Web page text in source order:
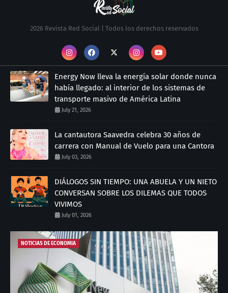
2026 Revista Red Social | Todos los derechos reservados
Energy Now lleva la energía solar donde nunca
había llegado: al interior de los sistemas de
transporte masivo de América Latina
July 21, 2026
La cantautora Saavedra celebra 30 años de
carrera con Manual de Vuelo para una Cantora
July 03, 2026
DIÁLOGOS SIN TIEMPO: UNA ABUELA Y UN NIETO
CONVERSAN SOBRE LOS DILEMAS QUE TODOS
VIVIMOS
July 01, 2026
NOTICIAS DE ECONOMIA